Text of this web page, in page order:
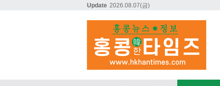
Update 2026.08.07(금)